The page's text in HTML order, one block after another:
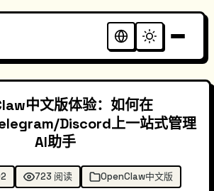
中文版体验：如何在
Discord上一站式管理
AI助手
723 阅读 OpenClaw中文版